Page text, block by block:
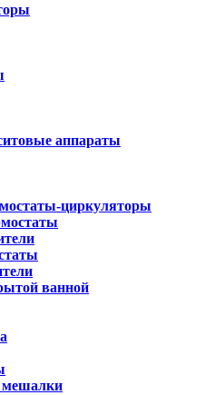
аппараты
циркуляторы
ванной
мешалки